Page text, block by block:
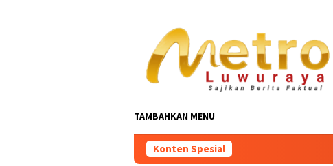
TAMBAHKAN MENU
Konten Spesial